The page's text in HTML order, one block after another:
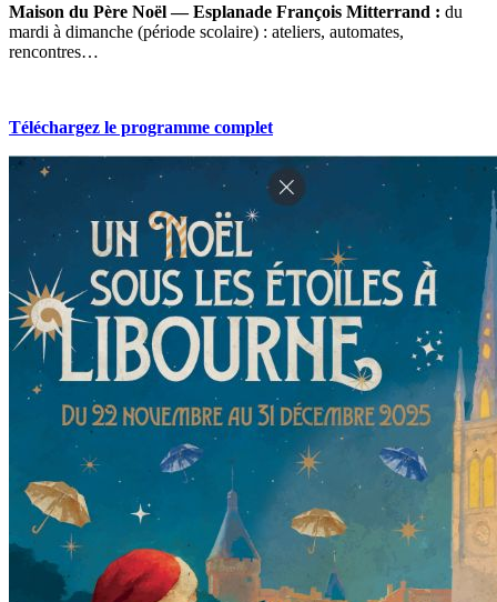
Maison du Père Noël — Esplanade François Mitterrand : du
mardi à dimanche (période scolaire) : ateliers, automates,
rencontres…
Téléchargez le programme complet